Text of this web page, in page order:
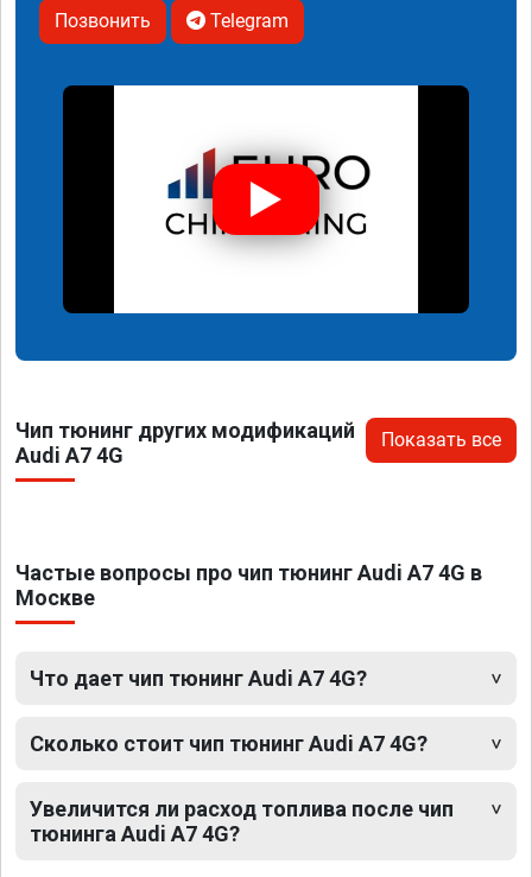
Позвонить Telegram
Чип тюнинг других модификаций
Audi A7 4G
Показать все
Частые вопросы про чип тюнинг Audi A7 4G в
Москве
Что дает чип тюнинг Audi A7 4G?
Сколько стоит чип тюнинг Audi A7 4G?
Увеличится ли расход топлива после чип
тюнинга Audi A7 4G?